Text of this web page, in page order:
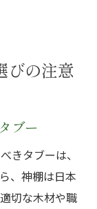
びの注意
ブー
きタブーは、
、神棚は日本
切な木材や職